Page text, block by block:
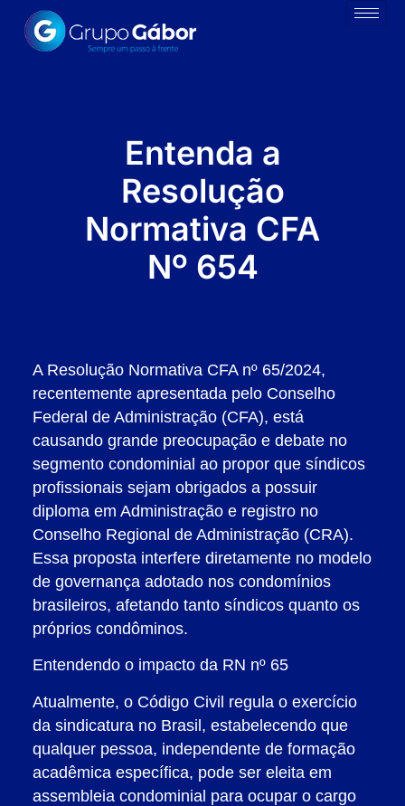
Entenda a
Resolução
Normativa CFA
Nº 654
A Resolução Normativa CFA nº 65/2024,
recentemente apresentada pelo Conselho
Federal de Administração (CFA), está
causando grande preocupação e debate no
segmento condominial ao propor que síndicos
profissionais sejam obrigados a possuir
diploma em Administração e registro no
Conselho Regional de Administração (CRA).
Essa proposta interfere diretamente no modelo
de governança adotado nos condomínios
brasileiros, afetando tanto síndicos quanto os
próprios condôminos.
Entendendo o impacto da RN nº 65
Atualmente, o Código Civil regula o exercício
da sindicatura no Brasil, estabelecendo que
qualquer pessoa, independente de formação
acadêmica específica, pode ser eleita em
assembleia condominial para ocupar o cargo